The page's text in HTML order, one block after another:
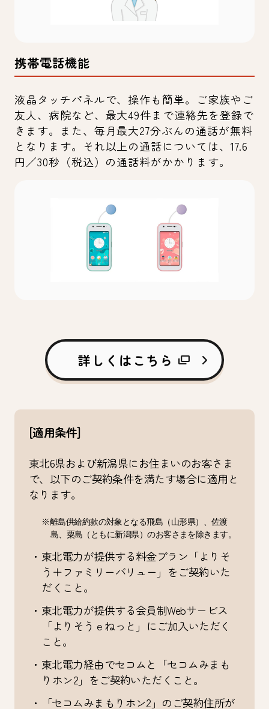
携帯電話機能
液晶タッチパネルで、操作も簡単。ご家族やご
友人、病院など、最大49件まで連絡先を登録で
きます。また、毎月最大27分ぶんの通話が無料
となります。それ以上の通話については、17.6
円／30秒（税込）の通話料がかかります。
詳しくはこちら
[適用条件]
東北6県および新潟県にお住まいのお客さま
で、以下のご契約条件を満たす場合に適用と
なります。
※離島供給約款の対象となる飛島（山形県）、佐渡
島、粟島（ともに新潟県）のお客さまを除きます。
・東北電力が提供する料金プラン「よりそ
う＋ファミリーバリュー」をご契約いた
だくこと。
・東北電力が提供する会員制Webサービス
「よりそうｅねっと」にご加入いただく
こと。
・東北電力経由でセコムと「セコムみまも
りホン2」をご契約いただくこと。
・「セコムみまもりホン2」のご契約住所が